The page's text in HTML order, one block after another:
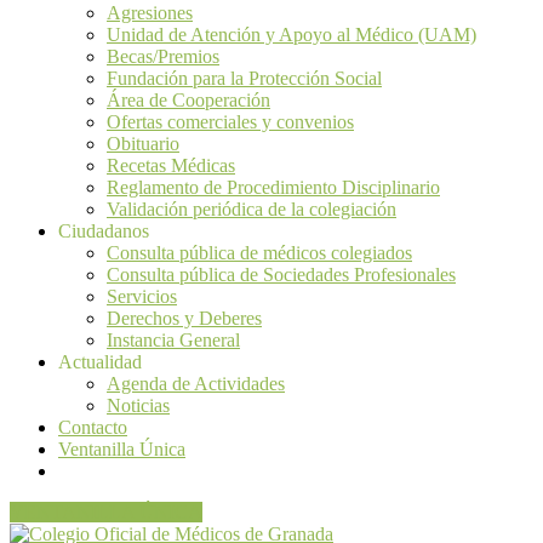
Agresiones
Unidad de Atención y Apoyo al Médico (UAM)
Becas/Premios
Fundación para la Protección Social
Área de Cooperación
Ofertas comerciales y convenios
Obituario
Recetas Médicas
Reglamento de Procedimiento Disciplinario
Validación periódica de la colegiación
Ciudadanos
Consulta pública de médicos colegiados
Consulta pública de Sociedades Profesionales
Servicios
Derechos y Deberes
Instancia General
Actualidad
Agenda de Actividades
Noticias
Contacto
Ventanilla Única